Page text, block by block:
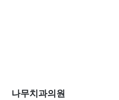
나무치과의원